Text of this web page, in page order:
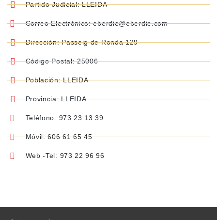
Partido Judicial: LLEIDA
Correo Electrónico: eberdie@eberdie.com
Dirección: Passeig de Ronda 129
Código Postal: 25006
Población: LLEIDA
Provincia: LLEIDA
Teléfono: 973 23 13 39
Móvil: 606 61 65 45
Web -Tel: 973 22 96 96